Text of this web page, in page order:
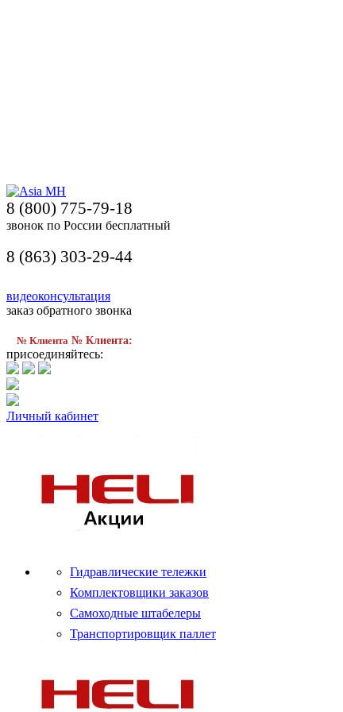
8 (800) 775-79-18
звонок по России бесплатный
8 (863) 303-29-44
видеоконсультация
заказ обратного звонка
№ Клиента № Клиента:
присоединяйтесь:
Личный кабинет
Гидравлические тележки
Комплектовщики заказов
Самоходные штабелеры
Транспортировщик паллет